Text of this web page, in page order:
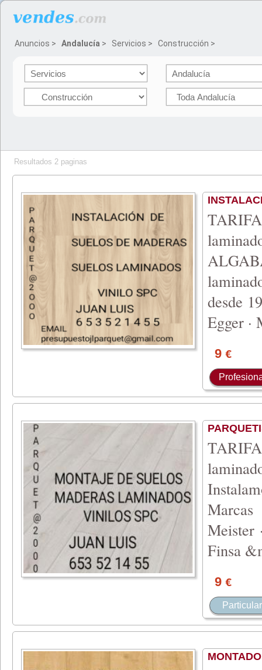
Anuncios > Andalucía > Servicios > Construcción >
Resultados 2 paginas
desde
Egger ·
9 €
Meister
Finsa
9 €
Particular